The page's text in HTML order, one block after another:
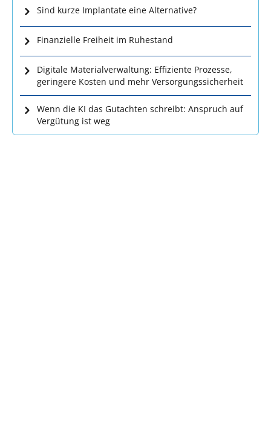
Sind kurze Implantate eine Alternative?
Finanzielle Freiheit im Ruhestand
Digitale Materialverwaltung: Effiziente Prozesse,
geringere Kosten und mehr Versorgungssicherheit
Wenn die KI das Gutachten schreibt: Anspruch auf
Vergütung ist weg